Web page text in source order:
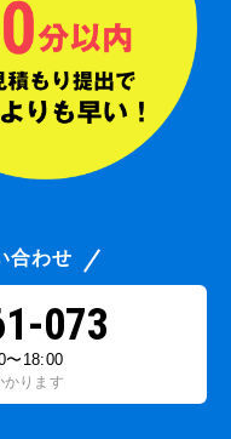
合わせ
073
〜18:00
かります